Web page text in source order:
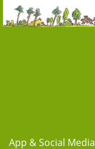
App & Social Media